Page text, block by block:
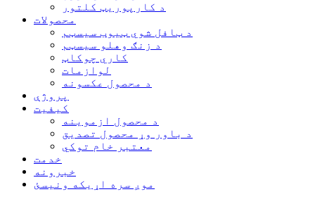
د کارپوریټ کلتور
محصولات
د ټافل شوي ټیوب سیسټم
د زنګ وهلو سیسټم
کاري چوکاټ
لوازمات
د محصول عکسونه
پروژې
کیفیت
د محصول ازموینه
د باور وړ محصول تصدیق
معتبر خام توکي
خدمت
خبرونه
موږ سره اړیکه ونیسئ